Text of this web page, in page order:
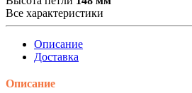
Все характеристики
Описание
Доставка
Описание